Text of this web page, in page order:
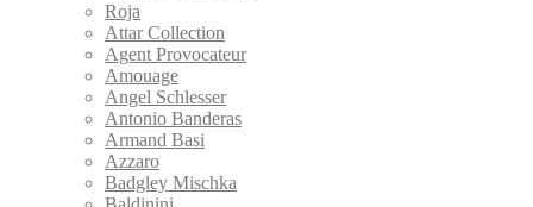
Roja
Attar Collection
Agent Provocateur
Amouage
Angel Schlesser
Antonio Banderas
Armand Basi
Azzaro
Badgley Mischka